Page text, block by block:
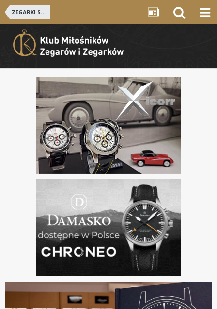
ZEGARKI SZWAJCARSKIE i NIEMIECKIE